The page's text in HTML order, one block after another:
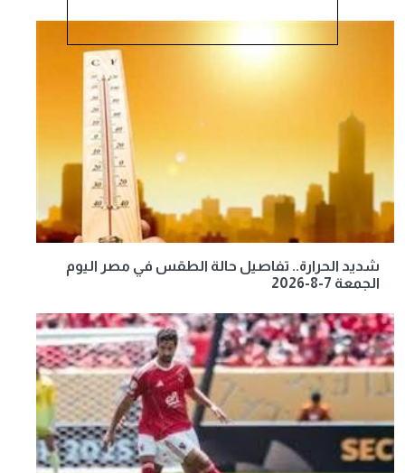
شديد الحرارة.. تفاصيل حالة الطقس في مصر اليوم
الجمعة 7-8-2026